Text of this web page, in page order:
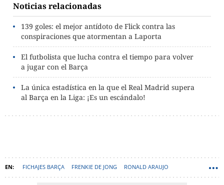
Noticias relacionadas
139 goles: el mejor antídoto de Flick contra las
conspiraciones que atormentan a Laporta
El futbolista que lucha contra el tiempo para volver
a jugar con el Barça
La única estadística en la que el Real Madrid supera
al Barça en la Liga: ¡Es un escándalo!
FICHAJES BARÇA FRENKIE DE JONG RONALD ARAUJO